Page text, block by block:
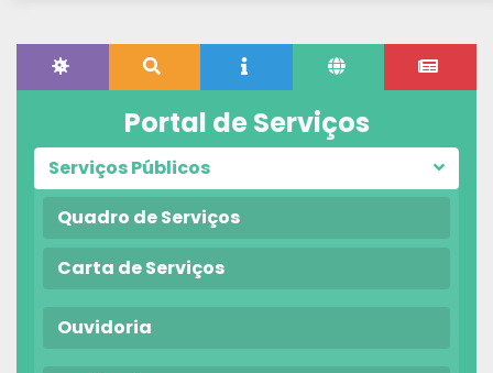
Portal de Serviços
Serviços Públicos
Quadro de Serviços
Carta de Serviços
Ouvidoria